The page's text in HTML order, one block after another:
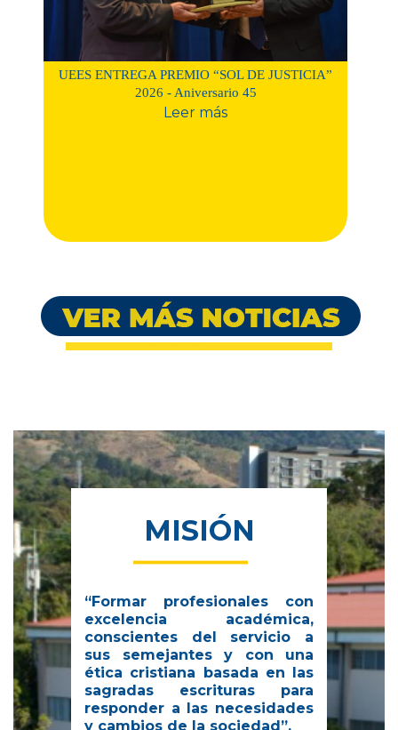
UEES ENTREGA PREMIO “SOL DE JUSTICIA”
2026 - Aniversario 45
Leer más
MISIÓN
“Formar profesionales con
excelencia académica,
conscientes del servicio a
sus semejantes y con una
ética cristiana basada en las
sagradas escrituras para
responder a las necesidades
y cambios de la sociedad”.